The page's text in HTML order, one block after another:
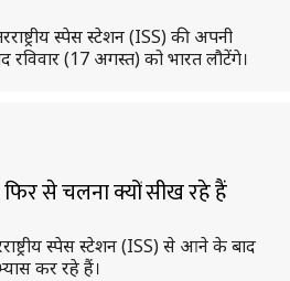
स्पेस स्टेशन (ISS) की अपनी
रविवार (17 अगस्त) को भारत लौटेंगे।
से चलना क्यों सीख रहे हैं
स्पेस स्टेशन (ISS) से आने के बाद
कर रहे हैं।